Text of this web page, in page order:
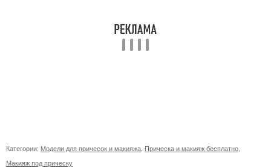
Категории: Модели для причесок и макияжа Прическа и макияж бесплатно
Макияж под прическу